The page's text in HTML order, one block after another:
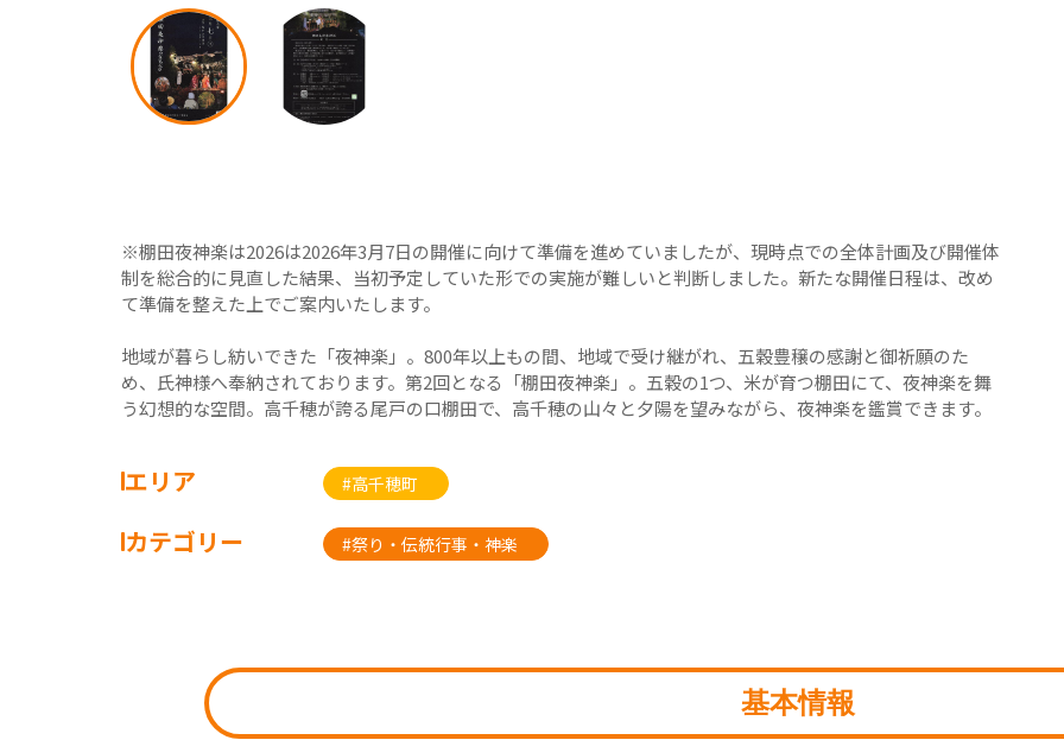
※棚田夜神楽は2026は2026年3月7日の開催に向けて準備を進めていましたが、現時点での全体計画及び開催体
制を総合的に見直した結果、当初予定していた形での実施が難しいと判断しました。新たな開催日程は、改め
て準備を整えた上でご案内いたします。
地域が暮らし紡いできた「夜神楽」。800年以上もの間、地域で受け継がれ、五穀豊穣の感謝と御祈願のた
め、氏神様へ奉納されております。第2回となる「棚田夜神楽」。五穀の1つ、米が育つ棚田にて、夜神楽を舞
う幻想的な空間。高千穂が誇る尾戸の口棚田で、高千穂の山々と夕陽を望みながら、夜神楽を鑑賞できます。
エリア #高千穂町
カテゴリー #祭り・伝統行事・神楽
基本情報